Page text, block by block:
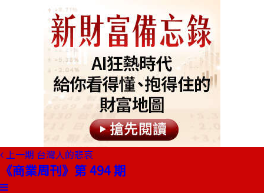
上一期 台灣人的悲哀
《商業周刊》第 494 期